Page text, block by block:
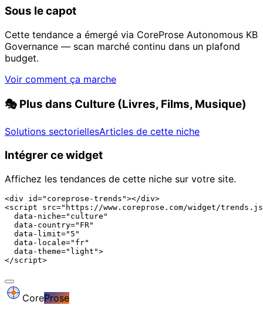
Sous le capot
Cette tendance a émergé via CoreProse Autonomous KB
Governance — scan marché continu dans un plafond
budget.
Voir comment ça marche
🎭 Plus dans Culture (Livres, Films, Musique)
Solutions sectoriellesArticles de cette niche
Intégrer ce widget
Affichez les tendances de cette niche sur votre site.
<div id="coreprose-trends"></div>
<script src="https://www.coreprose.com/widget/
  data-niche="culture"
  data-country="FR"
  data-limit="5"
  data-locale="fr"
  data-theme="light">
</script>
CoreProse